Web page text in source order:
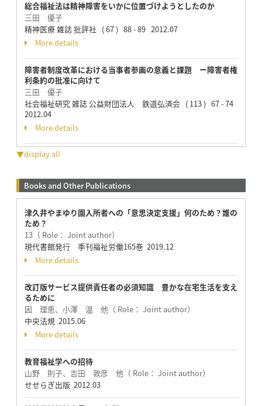
総合福祉法は精神障害をいかに位置づけようとしたのか
三田 優子
精神医療 雑誌 批評社 ( 67 ) 88 - 89 2012.07
More details
障害者制度改革における当事者参画の意義と課題 ー障害者権
利条約の批准に向けて
三田 優子
社会福祉研究 雑誌 公益財団法人 鉄道弘済会 ( 113 ) 67 - 74
2012.04
More details
▼display all
Books and Other Publications
津久井やまゆり園入所者への「意思決定支援」何のため？誰の
ため？
13（ Role： Joint author）
現代書館発行 季刊福祉労働165巻 2019.12
More details
改訂版サービス提供責任者の必須知識 豊かな在宅生活を支え
るために
因 理恵、小澤 温 他（ Role： Joint author）
中央法規 2015.06
More details
教育福祉学への招待
山野 則子、吉田 敦彦 他（ Role： Joint author）
せせらぎ出版 2012.03